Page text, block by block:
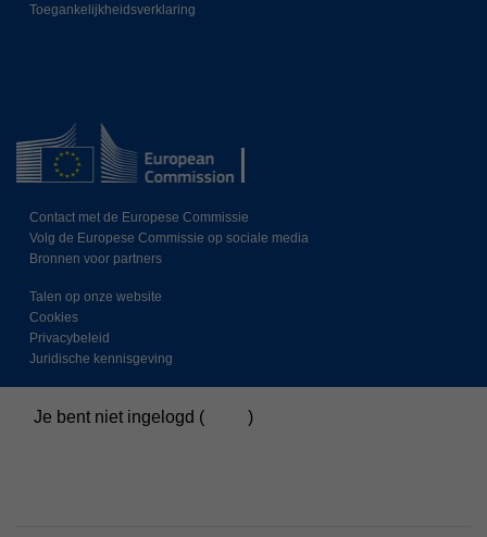
Toegankelijkheidsverklaring
Contact met de Europese Commissie
Volg de Europese Commissie op sociale media
Bronnen voor partners
Talen op onze website
Cookies
Privacybeleid
Juridische kennisgeving
Je bent niet ingelogd (
)